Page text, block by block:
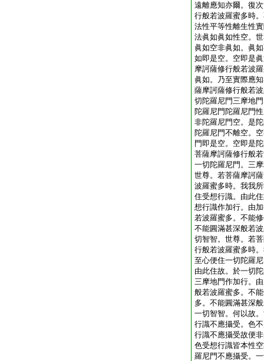
遠離應知亦爾。復
行般若波羅蜜多時
法性平等性離生性
法眞如眞如性空。
眞如空非眞如。眞
如即是空。空即是
摩訶薩修行般若波
眞如。乃至實際應
薩摩訶薩修行般若
切陀羅尼門三摩地
陀羅尼門陀羅尼門
非陀羅尼門空。是
陀羅尼門不離空。
門即是空。空即是
菩薩摩訶薩修行般
一切陀羅尼門。三
世尊。若菩薩摩訶
波羅蜜多時。我我
住受想行識。由此
想行識作加行。由
若波羅蜜多。不能
不能圓滿甚深般若
切智智。世尊。若
行般若波羅蜜多時
至心便住一切陀羅
由此住故。於一切
三摩地門作加行。
般若波羅蜜多。不
多。不能圓滿甚深
一切智智。何以故
行識不應攝受。色
行識不應攝受故便
色受想行識皆本性
羅尼門不應攝受。